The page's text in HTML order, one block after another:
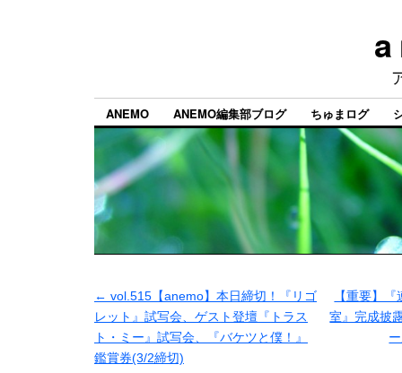
a
ANEMO ANEMO編集部ブログ ちゅまログ
← vol.515【anemo】本日締切！『リゴ
レット』試写会、ゲスト登壇『トラス
ト・ミー』試写会、『バケツと僕！』
鑑賞券(3/2締切)
【重要】
室』完成披